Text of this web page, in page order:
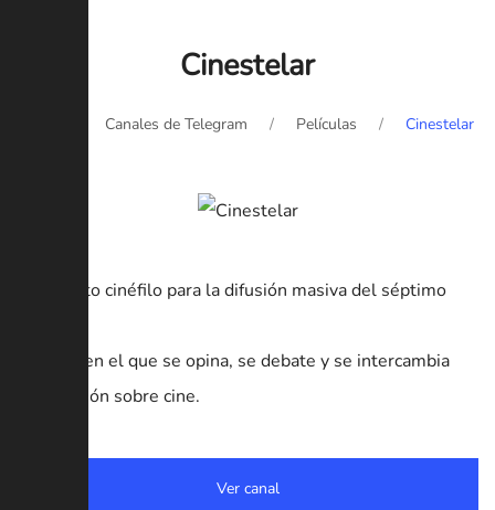
Cinestelar
Canales de Telegram Películas Cinestelar
– Proyecto cinéfilo para la difusión masiva del séptimo
– Medio en el que se opina, se debate y se intercambia
información sobre cine.
Ver canal